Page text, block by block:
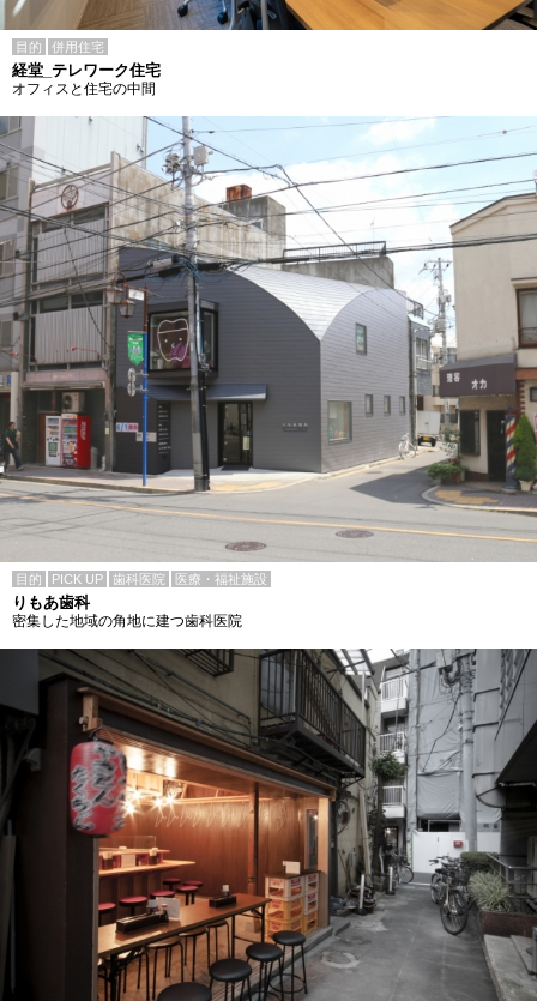
目的 併用住宅
経堂_テレワーク住宅
オフィスと住宅の中間
目的 PICK UP 歯科医院 医療・福祉施設
りもあ歯科
密集した地域の角地に建つ歯科医院